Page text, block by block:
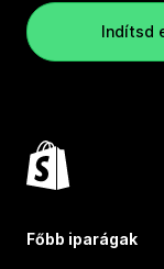
Indítsd
Főbb iparágak